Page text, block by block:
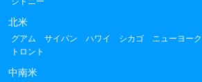
北米
グアム サイパン ハワイ シカゴ ニューヨーク
トロント
中南米